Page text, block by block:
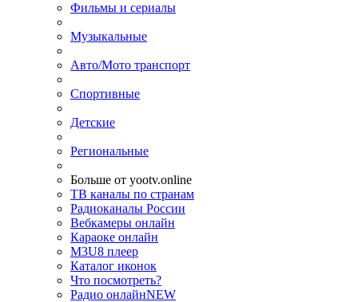
Фильмы и сериалы
Музыкальные
Авто/Мото транспорт
Спортивные
Детские
Региональные
Больше от yootv.online
ТВ каналы по странам
Радиоканалы России
Вебкамеры онлайн
Караоке онлайн
M3U8 плеер
Каталог иконок
Что посмотреть?
Радио онлайнNEW